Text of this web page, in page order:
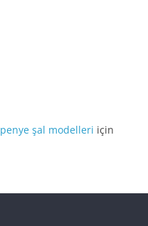
penye şal modelleri için